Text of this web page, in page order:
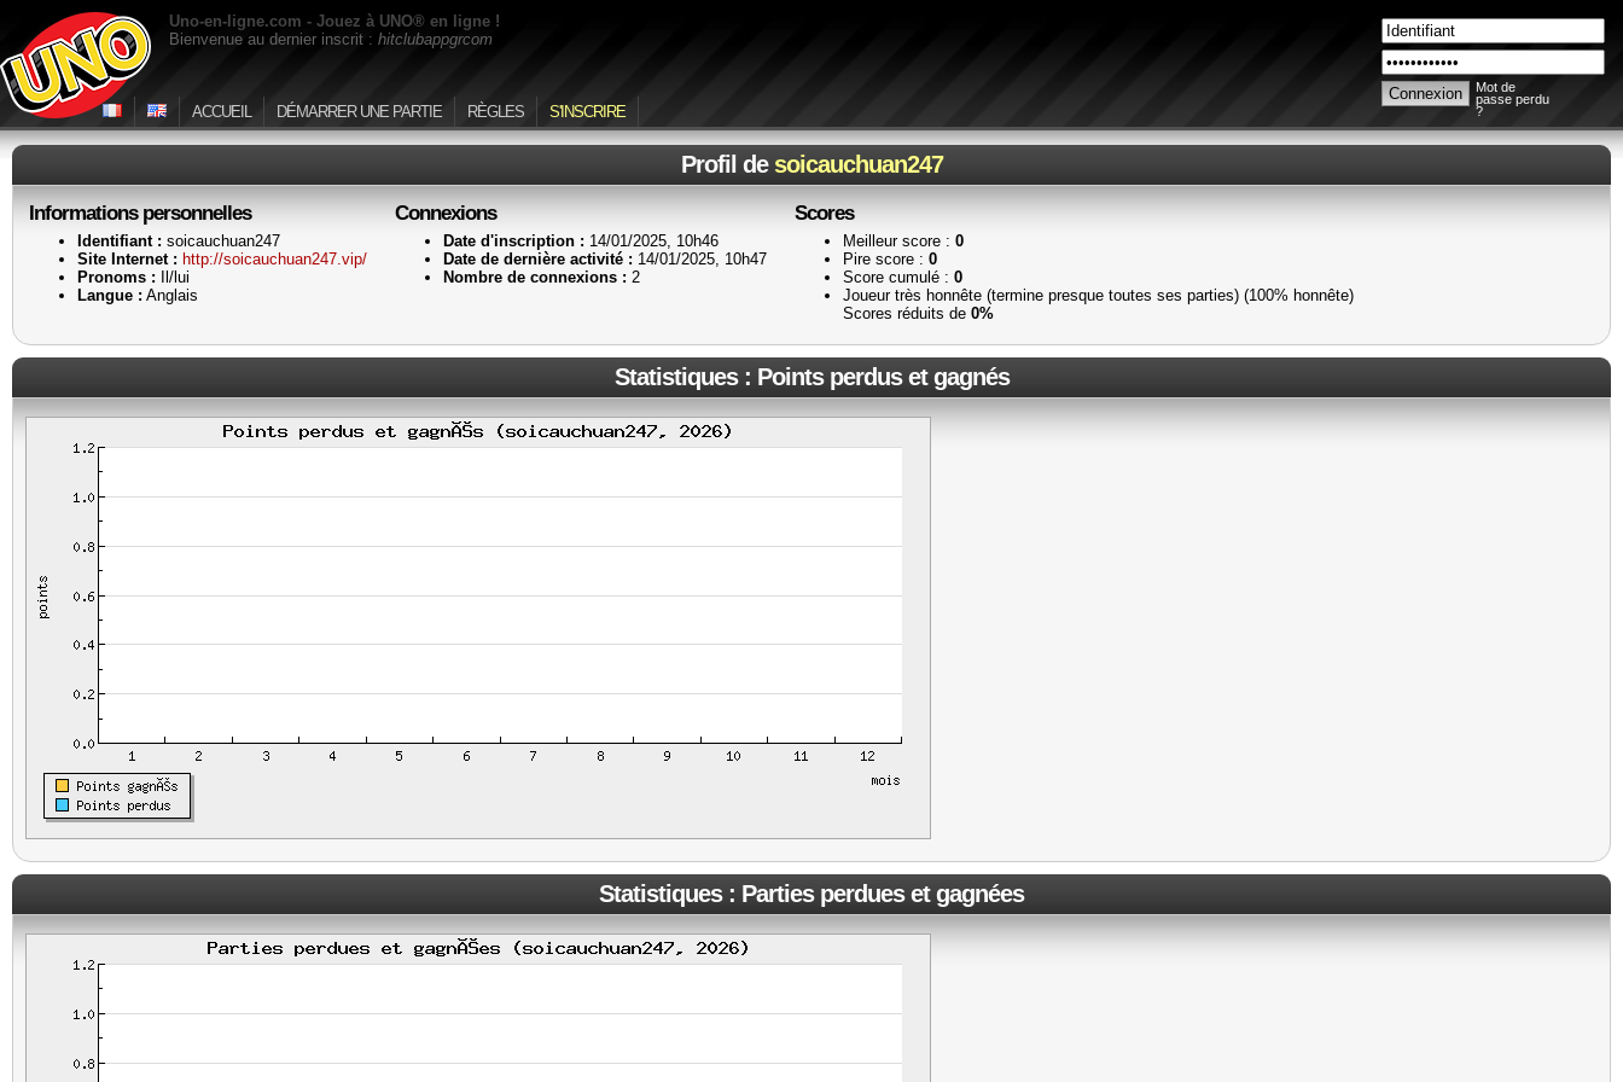
Uno-en-ligne.com - Jouez à UNO® en ligne !
Bienvenue au dernier inscrit : hitclubappgrcom
Mot de
passe perdu
?
ACCUEIL DÉMARRER UNE PARTIE RÈGLES S'INSCRIRE
Profil de soicauchuan247
Informations personnelles
Identifiant : soicauchuan247
Site Internet : http://soicauchuan247.vip/
Pronoms : Il/lui
Langue : Anglais
Connexions
Date d'inscription : 14/01/2025, 10h46
Date de dernière activité : 14/01/2025, 10h47
Nombre de connexions : 2
Scores
Meilleur score : 0
Pire score : 0
Score cumulé : 0
Joueur très honnête (termine presque toutes ses parties) (100% honnête)
Scores réduits de 0%
Statistiques : Points perdus et gagnés
Statistiques : Parties perdues et gagnées